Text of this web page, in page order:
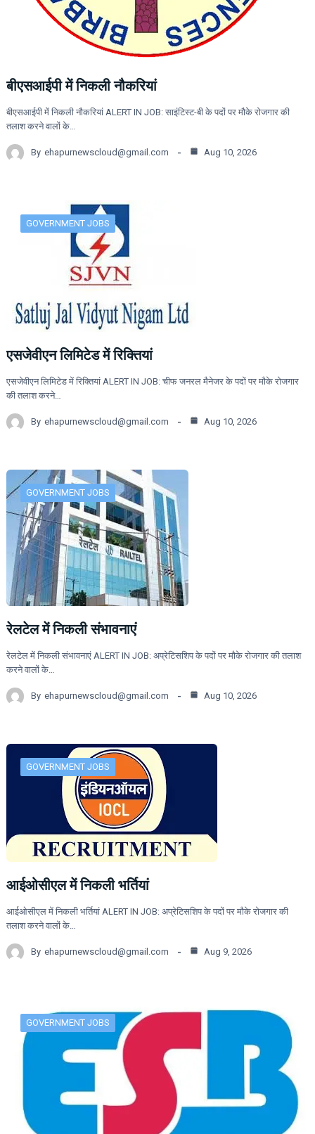
बीएसआईपी में निकली नौकरियां
बीएसआईपी में निकली नौकरियां ALERT IN JOB: साइंटिस्ट-बी के पदों पर मौके रोजगार की
तलाश करने वालों के…
By ehapurnewscloud@gmail.com Aug 10, 2026
GOVERNMENT JOBS
एसजेवीएन लिमिटेड में रिक्तियां
एसजेवीएन लिमिटेड में रिक्तियां ALERT IN JOB: चीफ जनरल मैनेजर के पदों पर मौके रोजगार
की तलाश करने…
By ehapurnewscloud@gmail.com Aug 10, 2026
GOVERNMENT JOBS
रेलटेल में निकली संभावनाएं
रेलटेल में निकली संभावनाएं ALERT IN JOB: अप्रेटिसशिप के पदों पर मौके रोजगार की तलाश
करने वालों के…
By ehapurnewscloud@gmail.com Aug 10, 2026
GOVERNMENT JOBS
आईओसीएल में निकली भर्तियां
आईओसीएल में निकली भर्तियां ALERT IN JOB: अप्रेटिसशिप के पदों पर मौके रोजगार की
तलाश करने वालों के…
By ehapurnewscloud@gmail.com Aug 9, 2026
GOVERNMENT JOBS